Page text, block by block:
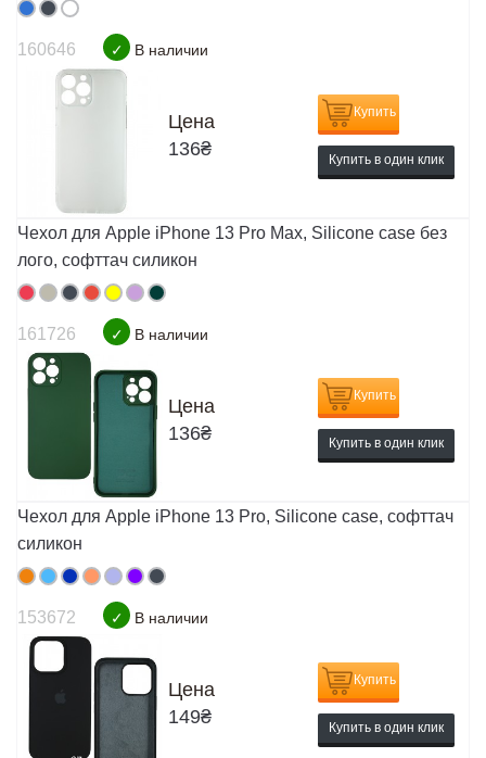
160646 ✓ В наличии
Цена
136₴
Купить
Купить в один клик
Чехол для Apple iPhone 13 Pro Max, Silicone case без
лого, софттач силикон
161726 ✓ В наличии
Цена
136₴
Купить
Купить в один клик
Чехол для Apple iPhone 13 Pro, Silicone case, софттач
силикон
153672 ✓ В наличии
Цена
149₴
Купить
Купить в один клик